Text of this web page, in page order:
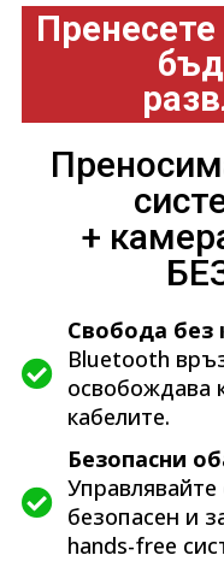
+
Свобода без
Bluetooth
освобождава
кабелите.
Безопасни
безопасен и
hands-free